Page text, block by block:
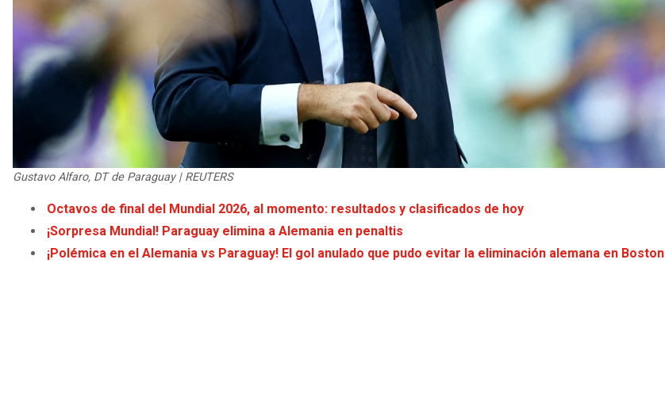
Gustavo Alfaro, DT de Paraguay | REUTERS
Octavos de final del Mundial 2026, al momento: resultados y clasificados de hoy
¡Sorpresa Mundial! Paraguay elimina a Alemania en penaltis
¡Polémica en el Alemania vs Paraguay! El gol anulado que pudo evitar la eliminación alemana en Boston